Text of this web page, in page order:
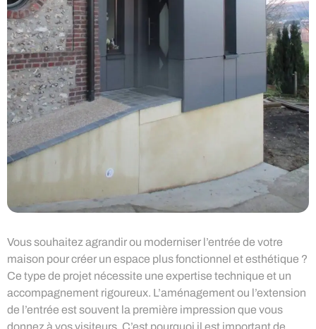
Vous souhaitez agrandir ou moderniser l’entrée de votre
maison pour créer un espace plus fonctionnel et esthétique ?
Ce type de projet nécessite une expertise technique et un
accompagnement rigoureux. L’aménagement ou l’extension
de l’entrée est souvent la première impression que vous
donnez à vos visiteurs. C’est pourquoi il est important de